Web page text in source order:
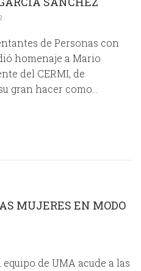
de Personas con
homenaje a Mario
del CERMI, de
gran hacer como…
MUJERES EN MODO
de UMA acude a las